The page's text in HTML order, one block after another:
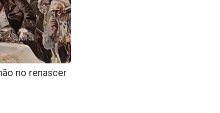
no renascer